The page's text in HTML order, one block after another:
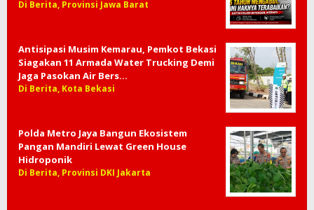
Di Berita, Provinsi Jawa Barat
Antisipasi Musim Kemarau, Pemkot Bekasi
Siagakan 11 Armada Water Trucking Demi
Jaga Pasokan Air Bers…
Di Berita, Kota Bekasi
Polda Metro Jaya Bangun Ekosistem
Pangan Mandiri Lewat Green House
Hidroponik
Di Berita, Provinsi DKI Jakarta